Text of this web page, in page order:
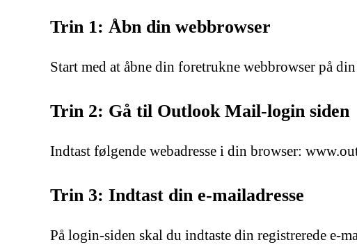
Trin 1: Åbn din webbrowser
Start med at åbne din foretrukne webbrowser på
Trin 2: Gå til Outlook Mail-login siden
Indtast følgende webadresse i din browser:
Trin 3: Indtast din e-mailadresse
På login-siden skal du indtaste din registrerede e-